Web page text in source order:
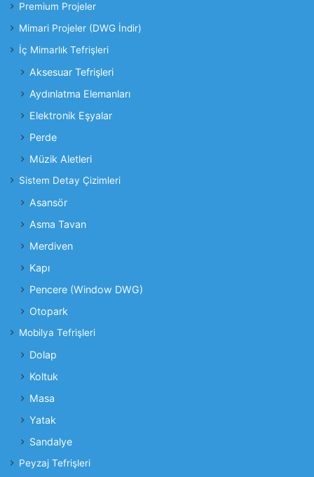
Premium Projeler
Mimari Projeler (DWG İndir)
İç Mimarlık Tefrişleri
Aksesuar Tefrişleri
Aydınlatma Elemanları
Elektronik Eşyalar
Perde
Müzik Aletleri
Sistem Detay Çizimleri
Asansör
Asma Tavan
Merdiven
Kapı
Pencere (Window DWG)
Otopark
Mobilya Tefrişleri
Dolap
Koltuk
Masa
Yatak
Sandalye
Peyzaj Tefrişleri